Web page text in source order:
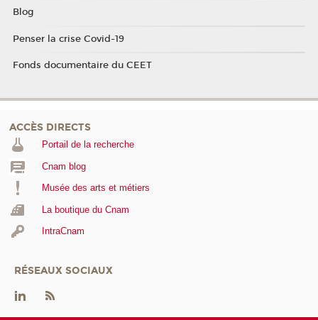
Blog
Penser la crise Covid-19
Fonds documentaire du CEET
ACCÈS DIRECTS
Portail de la recherche
Cnam blog
Musée des arts et métiers
La boutique du Cnam
IntraCnam
RÉSEAUX SOCIAUX